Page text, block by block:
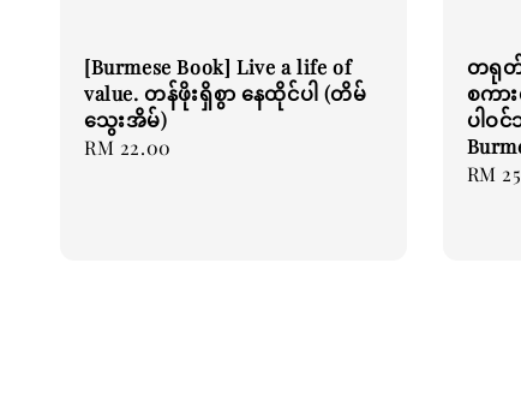
[Burmese Book] Live a life of
value. တန်ဖိုးရှိစွာ နေထိုင်ပါ (တိမ်
သွေးအိမ်)
Regular
RM 22.00
တရုတ်
စကာ
ပါဝ
RM